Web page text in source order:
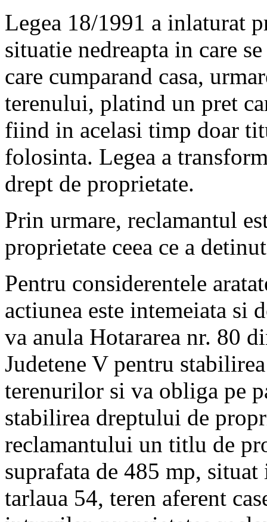
Legea 18/1991 a inlaturat
situatie nedreapta in care
care cumparand casa,
terenului, platind un pret
fiind in acelasi timp doar
folosinta. Legea a
drept de proprietate.
Prin urmare, reclamantul
proprietate ceea ce a
Pentru considerentele
actiunea este intemeiata si
va anula Hotararea nr. 80
Judetene V pentru
terenurilor si va obliga pe
stabilirea dreptului de
reclamantului un titlu de
suprafata de 485 mp,
tarlaua 54, teren aferent